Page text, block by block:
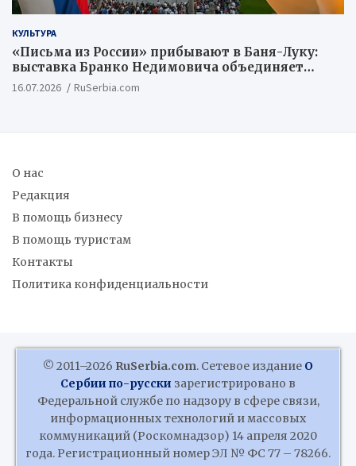
КУЛЬТУРА
«Письма из России» прибывают в Баня-Луку:
выставка Бранко Недимовича объединяет
шестерых художников из Российской
Федерации
16.07.2026 RuSerbia.com
О нас
Редакция
В помощь бизнесу
В помощь туристам
Контакты
Политика конфиденциальности
© 2011–2026 RuSerbia.com. Сетевое издание О
Сербии по-русски зарегистрировано в
Федеральной службе по надзору в сфере связи,
информационных технологий и массовых
коммуникаций (Роскомнадзор) 14 апреля 2020
года. Регистрационный номер ЭЛ № ФС 77 – 78266.